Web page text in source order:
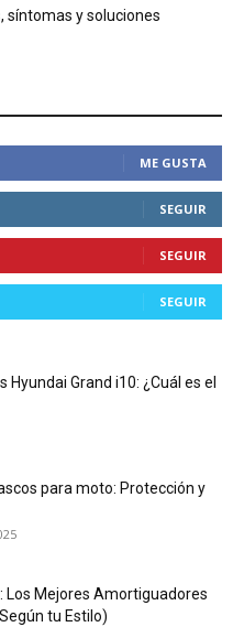
síntomas y soluciones
ME GUSTA
SEGUIR
SEGUIR
SEGUIR
Hyundai Grand i10: ¿Cuál es el
para moto: Protección y
Los Mejores Amortiguadores
tu Estilo)